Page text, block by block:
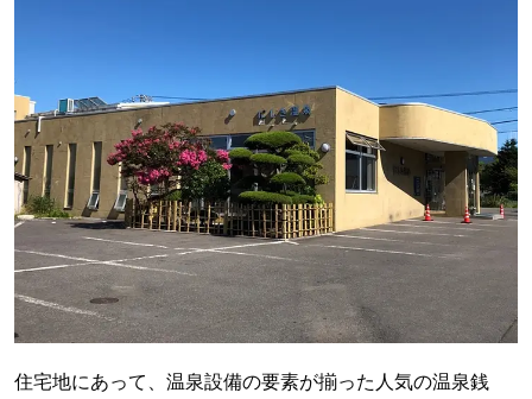
住宅地にあって、温泉設備の要素が揃った人気の温泉銭